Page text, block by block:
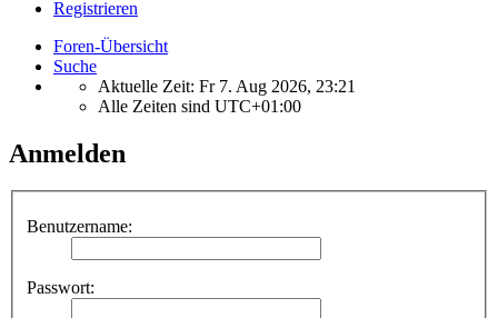
Registrieren
Foren-Übersicht
Suche
Aktuelle Zeit: Fr 7. Aug 2026, 23:21
Alle Zeiten sind UTC+01:00
Anmelden
Benutzername:
Passwort: